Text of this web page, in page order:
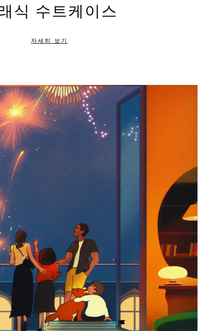
식 수트케이스
자세히 보기